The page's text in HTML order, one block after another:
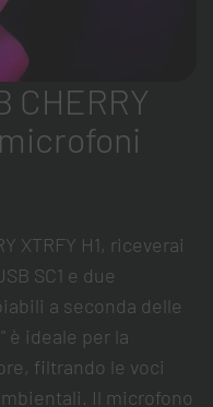
CHERRY
microfoni
XTRFY H1, riceverai
SC1 e due
a seconda delle
è ideale per la
filtrando le voci
Il microfono